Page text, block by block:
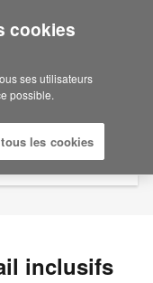
we sell in
inclusifs
cookies
ses utilisateurs
possible.
les cookies